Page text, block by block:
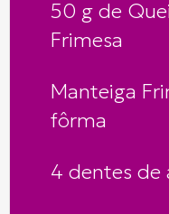
50 g de
Frimesa
Manteiga
fôrma
4 dentes de